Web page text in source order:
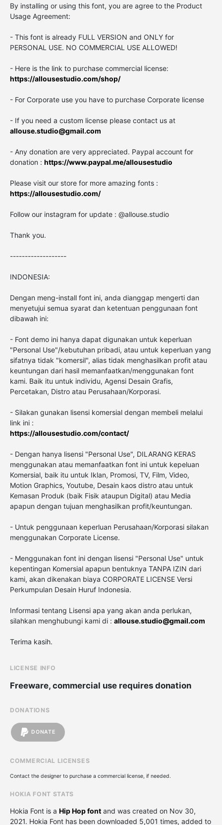
By installing or using this font, you are agree to the Product
Usage Agreement:
- This font is already FULL VERSION and ONLY for
PERSONAL USE. NO COMMERCIAL USE ALLOWED!
- Here is the link to purchase commercial license:
https://allousestudio.com/shop/
- For Corporate use you have to purchase Corporate license
- If you need a custom license please contact us at
allouse.studio@gmail.com
- Any donation are very appreciated. Paypal account for
donation : https://www.paypal.me/allousestudio
Please visit our store for more amazing fonts :
https://allousestudio.com/
Follow our instagram for update : @allouse.studio
Thank you.
-------------------
INDONESIA:
Dengan meng-install font ini, anda dianggap mengerti dan
menyetujui semua syarat dan ketentuan penggunaan font
dibawah ini:
- Font demo ini hanya dapat digunakan untuk keperluan
"Personal Use"/kebutuhan pribadi, atau untuk keperluan yang
sifatnya tidak "komersil", alias tidak menghasilkan profit atau
keuntungan dari hasil memanfaatkan/menggunakan font
kami. Baik itu untuk individu, Agensi Desain Grafis,
Percetakan, Distro atau Perusahaan/Korporasi.
- Silakan gunakan lisensi komersial dengan membeli melalui
link ini :
https://allousestudio.com/contact/
- Dengan hanya lisensi "Personal Use", DILARANG KERAS
menggunakan atau memanfaatkan font ini untuk kepeluan
Komersial, baik itu untuk Iklan, Promosi, TV, Film, Video,
Motion Graphics, Youtube, Desain kaos distro atau untuk
Kemasan Produk (baik Fisik ataupun Digital) atau Media
apapun dengan tujuan menghasilkan profit/keuntungan.
- Untuk penggunaan keperluan Perusahaan/Korporasi silakan
menggunakan Corporate License.
- Menggunakan font ini dengan lisensi "Personal Use" untuk
kepentingan Komersial apapun bentuknya TANPA IZIN dari
kami, akan dikenakan biaya CORPORATE LICENSE Versi
Perkumpulan Desain Huruf Indonesia.
Informasi tentang Lisensi apa yang akan anda perlukan,
silahkan menghubungi kami di : allouse.studio@gmail.com
Terima kasih.
LICENSE INFO
Freeware, commercial use requires donation
DONATIONS
DONATE
COMMERCIAL LICENSES
Contact the designer to purchase a commercial license, if needed.
HOKIA FONT STATS
Hokia Font is a Hip Hop font and was created on Nov 30,
2021. Hokia Font has been downloaded 5,001 times, added to